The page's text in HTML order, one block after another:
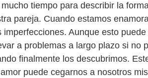
tiempo para describir la
pareja. Cuando estamos
Aunque esto puede
a problemas a largo plazo si no
finalmente los descubrimos.
puede cegarnos a nosotros